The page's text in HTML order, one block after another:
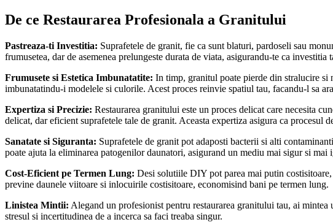
De ce Restaurarea Profesionala a Granitului
Pastreaza-ti Investitia: Suprafetele de granit, fie ca sunt blaturi, pardoseli sau
frumusetea, dar de asemenea prelungeste durata de viata, asigurandu-te ca investitia
Frumusete si Estetica Imbunatatite: In timp, granitul poate pierde din stralucire si
imbunatatindu-i modelele si culorile. Acest proces reinvie spatiul tau, facandu-l sa
Expertiza si Precizie: Restaurarea granitului este un proces delicat care necesita
delicat, dar eficient suprafetele tale de granit. Aceasta expertiza asigura ca procesul
Sanatate si Siguranta: Suprafetele de granit pot adaposti bacterii si alti
poate ajuta la eliminarea patogenilor daunatori, asigurand un mediu mai sigur si mai
Cost-Eficient pe Termen Lung: Desi solutiile DIY pot parea mai putin
previne daunele viitoare si inlocuirile costisitoare, economisind bani pe termen lung.
Linistea Mintii: Alegand un profesionist pentru restaurarea granitului tau, ai
stresul si incertitudinea de a incerca sa faci treaba singur.